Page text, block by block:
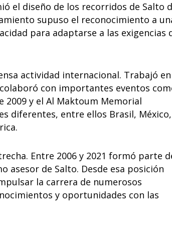
el diseño de los recorridos de Salto
supuso el reconocimiento a
para adaptarse a las exigencias
actividad internacional. Trabajó en
con importantes eventos
2009 y el Al Maktoum Memorial
diferentes, entre ellos Brasil, México,
Entre 2006 y 2021 formó parte
asesor de Salto. Desde esa posición
la carrera de numerosos
y oportunidades con las